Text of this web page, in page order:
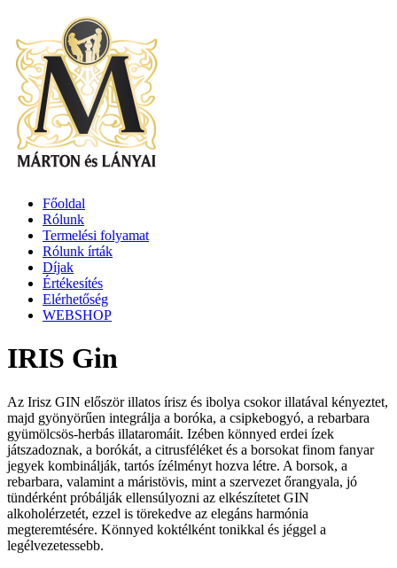
Főoldal
Rólunk
Termelési folyamat
Rólunk írták
Díjak
Értékesítés
Elérhetőség
WEBSHOP
IRIS Gin
Az Irisz GIN először illatos írisz és ibolya csokor illatával kényeztet,
majd gyönyörűen integrálja a boróka, a csipkebogyó, a rebarbara
gyümölcsös-herbás illataromáit. Izében könnyed erdei ízek
játszadoznak, a borókát, a citrusféléket és a borsokat finom fanyar
jegyek kombinálják, tartós ízélményt hozva létre. A borsok, a
rebarbara, valamint a máristövis, mint a szervezet őrangyala, jó
tündérként próbálják ellensúlyozni az elkészítetet GIN
alkoholérzetét, ezzel is törekedve az elegáns harmónia
megteremtésére. Könnyed koktélként tonikkal és jéggel a
legélvezetessebb.